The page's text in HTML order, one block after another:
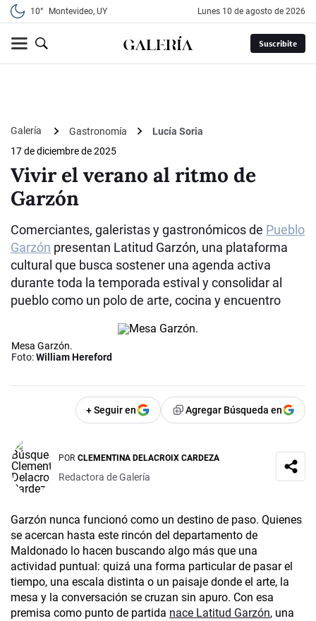
10° Montevideo, UY lunes 10 de agosto de 2026
Suscribite
Galería Gastronomía
Lucía Soria
17 de diciembre de 2025
Vivir el verano al ritmo de
Garzón
Comerciantes, galeristas y gastronómicos de Pueblo
Garzón presentan Latitud Garzón, una plataforma
cultural que busca sostener una agenda activa
durante toda la temporada estival y consolidar al
pueblo como un polo de arte, cocina y encuentro
Mesa Garzón.
Foto:William Hereford
+ Seguir en Agregar Búsqueda en
POR CLEMENTINA DELACROIX CARDEZA
Redactora de Galería
Garzón nunca funcionó como un destino de paso. Quienes
se acercan hasta este rincón del departamento de
Maldonado lo hacen buscando algo más que una
actividad puntual: quizá una forma particular de pasar el
tiempo, una escala distinta o un paisaje donde el arte, la
mesa y la conversación se cruzan sin apuro. Con esa
premisa como punto de partida nace Latitud Garzón, una